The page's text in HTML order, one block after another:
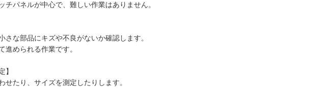
チパネルが中心で、難しい作業はありません。
さな部品にキズや不良がないか確認します。
進められる作業です。
】
せたり、サイズを測定したりします。